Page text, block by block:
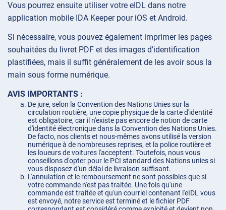
Vous pourrez ensuite utiliser votre eIDL dans notre
application mobile IDA Keeper pour iOS et Android.
Si nécessaire, vous pouvez également imprimer les pages
souhaitées du livret PDF et des images d'identification
plastifiées, mais il suffit généralement de les avoir sous la
main sous forme numérique.
AVIS IMPORTANTS :
De jure, selon la Convention des Nations Unies sur la
circulation routière, une copie physique de la carte d'identité
est obligatoire, car il n'existe pas encore de notion de carte
d'identité électronique dans la Convention des Nations Unies.
De facto, nos clients et nous-mêmes avons utilisé la version
numérique à de nombreuses reprises, et la police routière et
les loueurs de voitures l'acceptent. Toutefois, nous vous
conseillons d'opter pour le PCI standard des Nations unies si
vous disposez d'un délai de livraison suffisant.
L'annulation et le remboursement ne sont possibles que si
votre commande n'est pas traitée. Une fois qu'une
commande est traitée et qu'un courriel contenant l'eIDL vous
est envoyé, notre service est terminé et le fichier PDF